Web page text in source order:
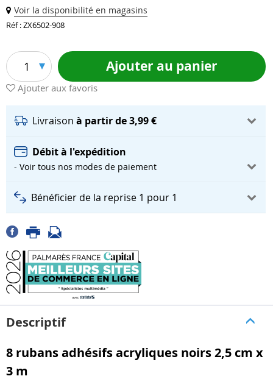
Voir la disponibilité en magasins
Réf : ZX6502-908
1 Ajouter au panier
Ajouter aux favoris
Livraison à partir de 3,99 €
Débit à l'expédition
- Voir tous nos modes de paiement
Bénéficier de la reprise 1 pour 1
Descriptif
8 rubans adhésifs acryliques noirs 2,5 cm x
3 m